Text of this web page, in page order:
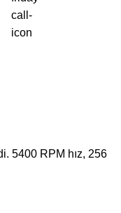
5400 RPM hız, 256